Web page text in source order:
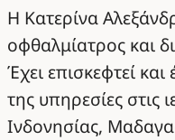
Η Κατερίνα
οφθαλμίατρος και
Έχει επισκεφτεί και
της υπηρεσίες στις
Ινδονησίας,